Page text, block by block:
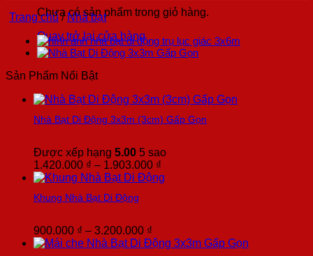
Chưa có sản phẩm trong giỏ hàng.
Quay trở lại cửa hàng
Trang chủ / Nhà bạt
Sản Phẩm Nổi Bật
Nhà Bạt Di Động 3x3m (3cm) Gấp Gọn
Được xếp hạng 5.00 5 sao
1.420.000 ₫ – 1.903.000 ₫
giá:
Khung Nhà Bạt Di Động
900.000 ₫ – 3.200.000 ₫
giá: